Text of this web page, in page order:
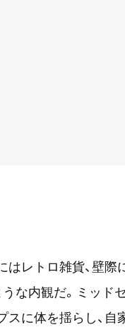
レトロ雑貨、壁際
な内観だ。ミッド
に体を揺らし、自